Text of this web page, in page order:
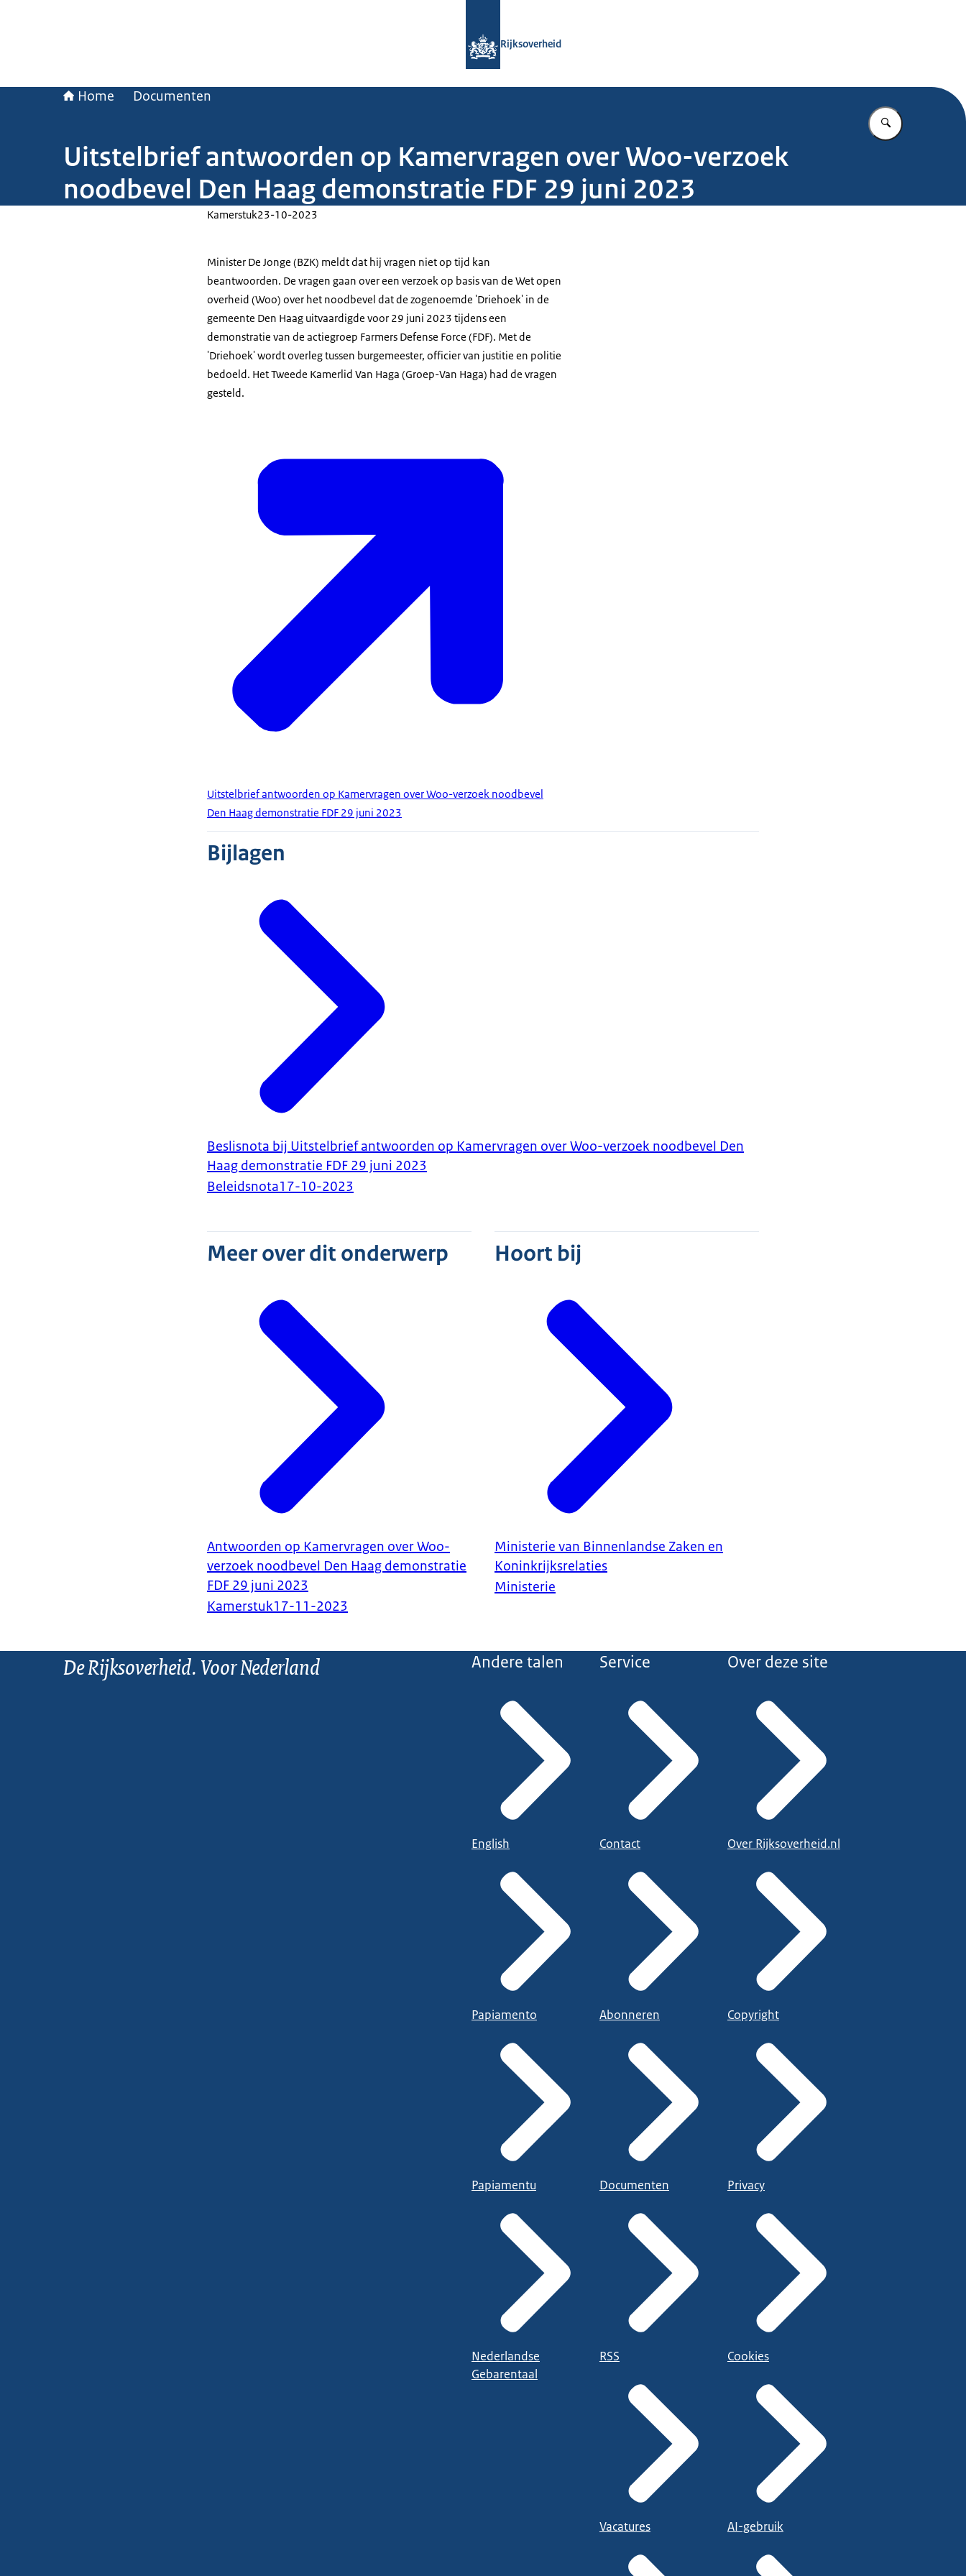
Rijksoverheid
Home Documenten
Vul in wat u
Uitstelbrief antwoorden op Kamervragen over Woo-verzoek
noodbevel Den Haag demonstratie FDF 29 juni 2023
Kamerstuk23-10-2023
Minister De Jonge (BZK) meldt dat hij vragen niet op tijd kan
beantwoorden. De vragen gaan over een verzoek op basis van de Wet open
overheid (Woo) over het noodbevel dat de zogenoemde 'Driehoek' in de
gemeente Den Haag uitvaardigde voor 29 juni 2023 tijdens een
demonstratie van de actiegroep Farmers Defense Force (FDF). Met de
'Driehoek' wordt overleg tussen burgemeester, officier van justitie en politie
bedoeld. Het Tweede Kamerlid Van Haga (Groep-Van Haga) had de vragen
gesteld.
Uitstelbrief antwoorden op Kamervragen over Woo-verzoek noodbevel
Den Haag demonstratie FDF 29 juni 2023
Bijlagen
Beslisnota bij Uitstelbrief antwoorden op Kamervragen over Woo-verzoek noodbevel Den
Haag demonstratie FDF 29 juni 2023
Beleidsnota17-10-2023
Meer over dit onderwerp
Antwoorden op Kamervragen over Woo-
verzoek noodbevel Den Haag demonstratie
FDF 29 juni 2023
Kamerstuk17-11-2023
Hoort bij
Ministerie van Binnenlandse Zaken en
Koninkrijksrelaties
Ministerie
De Rijksoverheid. Voor Nederland Andere talen
English
Papiamento
Papiamentu
Nederlandse
Gebarentaal
Service
Contact
Abonneren
Documenten
RSS
Vacatures
Over deze site
Over Rijksoverheid.nl
Copyright
Privacy
Cookies
AI-gebruik